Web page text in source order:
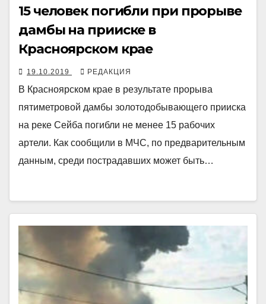
15 человек погибли при прорыве
дамбы на прииске в
Красноярском крае
19.10.2019 РЕДАКЦИЯ
В Красноярском крае в результате прорыва
пятиметровой дамбы золотодобывающего прииска
на реке Сейба погибли не менее 15 рабочих
артели. Как сообщили в МЧС, по предварительным
данным, среди пострадавших может быть…